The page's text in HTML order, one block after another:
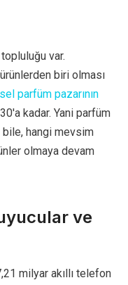
var.
biri olması
parfüm pazarının
kadar. Yani parfüm
bile, hangi mevsim
olmaya devam
ve
milyar akıllı telefon